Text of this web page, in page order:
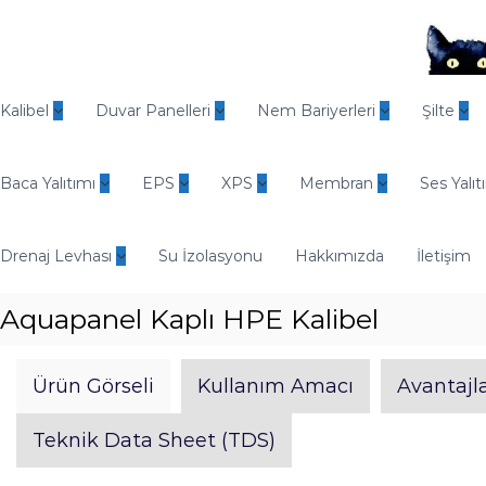
e
d
E
ü
t
Kalibel Duvar Panelleri Nem Bariyerleri Şilte
Baca Yalıtımı EPS XPS Membran Ses
Drenaj Levhası Su İzolasyonu Hakkımızda İletişim
Aquapanel Kaplı HPE Kalibel
Ürün Görseli Kullanım Amacı
Teknik Data Sheet (TDS)